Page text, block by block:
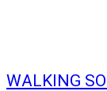
WALKING